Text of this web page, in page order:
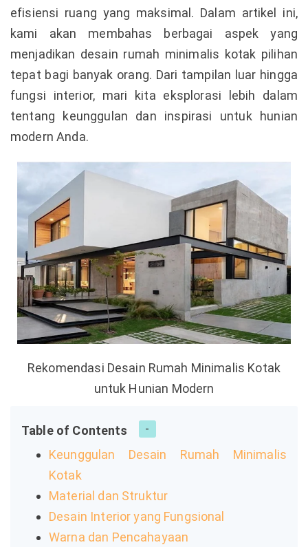
efisiensi ruang yang maksimal. Dalam artikel ini,
kami akan membahas berbagai aspek yang
menjadikan desain rumah minimalis kotak pilihan
tepat bagi banyak orang. Dari tampilan luar hingga
fungsi interior, mari kita eksplorasi lebih dalam
tentang keunggulan dan inspirasi untuk hunian
modern Anda.
Rekomendasi Desain Rumah Minimalis Kotak
untuk Hunian Modern
Table of Contents
Keunggulan Desain Rumah Minimalis
Kotak
Material dan Struktur
Desain Interior yang Fungsional
Warna dan Pencahayaan